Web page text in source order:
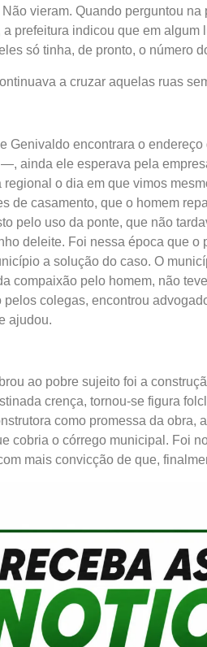
vieram. Quando perguntou
prefeitura indicou que em
só tinha, de pronto, o número
a cruzar aquelas ruas
Genivaldo encontrara o
ainda ele esperava pela
o dia em que vimos
de casamento, que o homem
pelo uso da ponte, que não
deleite. Foi nessa época que
a solução do caso. O
compaixão pelo homem, não
colegas, encontrou
ajudou.
ao pobre sujeito foi a
crença, tornou-se figura
como promessa da obra,
cobria o córrego municipal. Foi
mais convicção de que,